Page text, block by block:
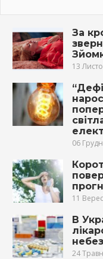
За
13
06
11
В
24